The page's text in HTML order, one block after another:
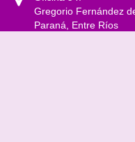
Gregorio Fernández
Paraná, Entre Ríos